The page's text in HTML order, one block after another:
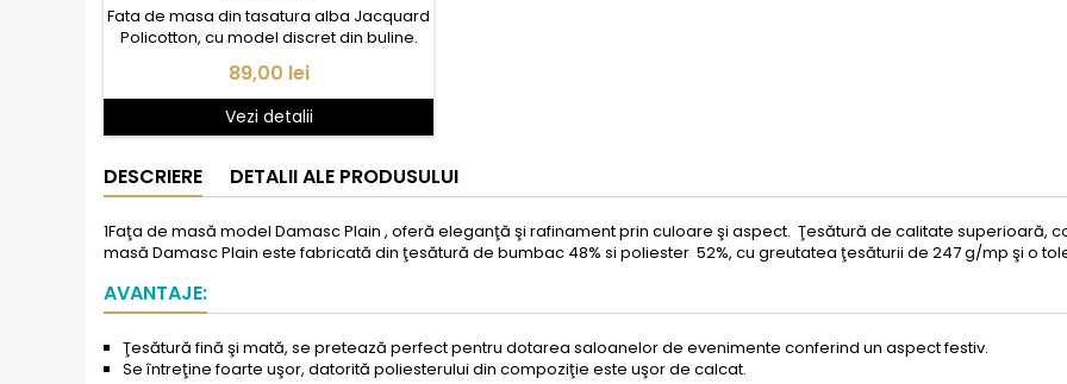
Fata de masa din tasatura alba Jacquard
Policotton, cu model discret din buline.
Pret
89,00 lei
Vezi detalii
DESCRIERE DETALII ALE PRODUSULUI
1Faţa de masă model Damasc Plain , oferă eleganţă şi rafinament prin culoare şi aspect. Ţesătură de calitate superioară,
masă Damasc Plain este fabricată din ţesătură de bumbac 48% si poliester 52%, cu greutatea ţesăturii de 247 g/mp şi o
AVANTAJE:
Ţesătură fină şi mată, se pretează perfect pentru dotarea saloanelor de evenimente conferind un aspect festiv.
Se întreţine foarte uşor, datorită poliesterului din compoziţie este uşor de calcat.